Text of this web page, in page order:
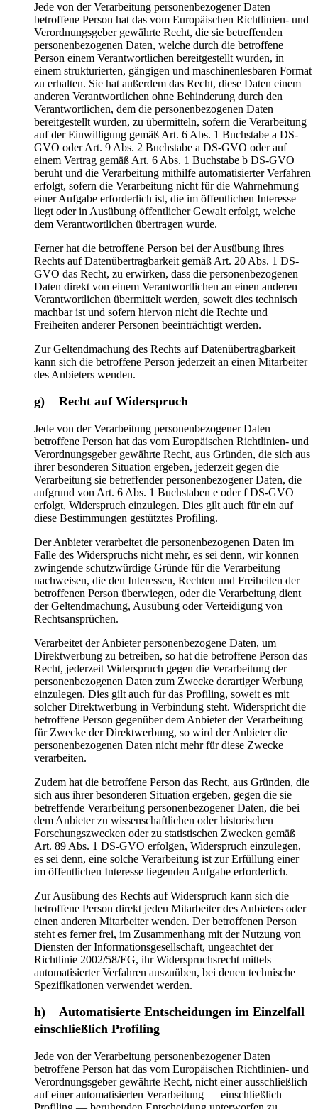
Jede von der Verarbeitung personenbezogener Daten
betroffene Person hat das vom Europäischen Richtlinien- und
Verordnungsgeber gewährte Recht, die sie betreffenden
personenbezogenen Daten, welche durch die betroffene
Person einem Verantwortlichen bereitgestellt wurden, in
einem strukturierten, gängigen und maschinenlesbaren Format
zu erhalten. Sie hat außerdem das Recht, diese Daten einem
anderen Verantwortlichen ohne Behinderung durch den
Verantwortlichen, dem die personenbezogenen Daten
bereitgestellt wurden, zu übermitteln, sofern die Verarbeitung
auf der Einwilligung gemäß Art. 6 Abs. 1 Buchstabe a DS-
GVO oder Art. 9 Abs. 2 Buchstabe a DS-GVO oder auf
einem Vertrag gemäß Art. 6 Abs. 1 Buchstabe b DS-GVO
beruht und die Verarbeitung mithilfe automatisierter Verfahren
erfolgt, sofern die Verarbeitung nicht für die Wahrnehmung
einer Aufgabe erforderlich ist, die im öffentlichen Interesse
liegt oder in Ausübung öffentlicher Gewalt erfolgt, welche
dem Verantwortlichen übertragen wurde.
Ferner hat die betroffene Person bei der Ausübung ihres
Rechts auf Datenübertragbarkeit gemäß Art. 20 Abs. 1 DS-
GVO das Recht, zu erwirken, dass die personenbezogenen
Daten direkt von einem Verantwortlichen an einen anderen
Verantwortlichen übermittelt werden, soweit dies technisch
machbar ist und sofern hiervon nicht die Rechte und
Freiheiten anderer Personen beeinträchtigt werden.
Zur Geltendmachung des Rechts auf Datenübertragbarkeit
kann sich die betroffene Person jederzeit an einen Mitarbeiter
des Anbieters wenden.
g) Recht auf Widerspruch
Jede von der Verarbeitung personenbezogener Daten
betroffene Person hat das vom Europäischen Richtlinien- und
Verordnungsgeber gewährte Recht, aus Gründen, die sich aus
ihrer besonderen Situation ergeben, jederzeit gegen die
Verarbeitung sie betreffender personenbezogener Daten, die
aufgrund von Art. 6 Abs. 1 Buchstaben e oder f DS-GVO
erfolgt, Widerspruch einzulegen. Dies gilt auch für ein auf
diese Bestimmungen gestütztes Profiling.
Der Anbieter verarbeitet die personenbezogenen Daten im
Falle des Widerspruchs nicht mehr, es sei denn, wir können
zwingende schutzwürdige Gründe für die Verarbeitung
nachweisen, die den Interessen, Rechten und Freiheiten der
betroffenen Person überwiegen, oder die Verarbeitung dient
der Geltendmachung, Ausübung oder Verteidigung von
Rechtsansprüchen.
Verarbeitet der Anbieter personenbezogene Daten, um
Direktwerbung zu betreiben, so hat die betroffene Person das
Recht, jederzeit Widerspruch gegen die Verarbeitung der
personenbezogenen Daten zum Zwecke derartiger Werbung
einzulegen. Dies gilt auch für das Profiling, soweit es mit
solcher Direktwerbung in Verbindung steht. Widerspricht die
betroffene Person gegenüber dem Anbieter der Verarbeitung
für Zwecke der Direktwerbung, so wird der Anbieter die
personenbezogenen Daten nicht mehr für diese Zwecke
verarbeiten.
Zudem hat die betroffene Person das Recht, aus Gründen, die
sich aus ihrer besonderen Situation ergeben, gegen die sie
betreffende Verarbeitung personenbezogener Daten, die bei
dem Anbieter zu wissenschaftlichen oder historischen
Forschungszwecken oder zu statistischen Zwecken gemäß
Art. 89 Abs. 1 DS-GVO erfolgen, Widerspruch einzulegen,
es sei denn, eine solche Verarbeitung ist zur Erfüllung einer
im öffentlichen Interesse liegenden Aufgabe erforderlich.
Zur Ausübung des Rechts auf Widerspruch kann sich die
betroffene Person direkt jeden Mitarbeiter des Anbieters oder
einen anderen Mitarbeiter wenden. Der betroffenen Person
steht es ferner frei, im Zusammenhang mit der Nutzung von
Diensten der Informationsgesellschaft, ungeachtet der
Richtlinie 2002/58/EG, ihr Widerspruchsrecht mittels
automatisierter Verfahren auszuüben, bei denen technische
Spezifikationen verwendet werden.
h) Automatisierte Entscheidungen im Einzelfall
einschließlich Profiling
Jede von der Verarbeitung personenbezogener Daten
betroffene Person hat das vom Europäischen Richtlinien- und
Verordnungsgeber gewährte Recht, nicht einer ausschließlich
auf einer automatisierten Verarbeitung — einschließlich